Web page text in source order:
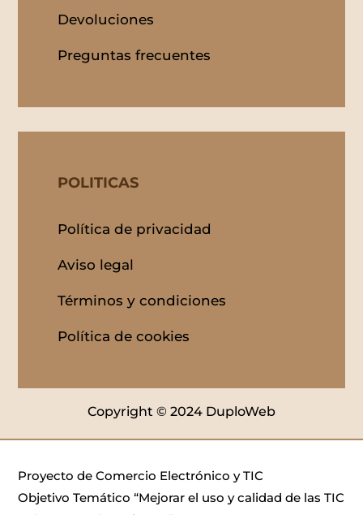
Devoluciones
Preguntas frecuentes
POLITICAS
Política de privacidad
Aviso legal
Términos y condiciones
Política de cookies
Copyright © 2024 DuploWeb
Proyecto de Comercio Electrónico y TIC
Objetivo Temático “Mejorar el uso y calidad de las TIC